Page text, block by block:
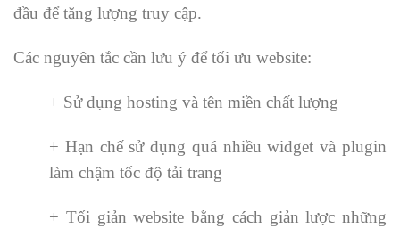
đầu để tăng lượng truy cập.
Các nguyên tắc cần lưu ý để tối ưu website:
+ Sử dụng hosting và tên miền chất lượng
+ Hạn chế sử dụng quá nhiều widget và plugin
làm chậm tốc độ tải trang
+ Tối giản website bằng cách giản lược những